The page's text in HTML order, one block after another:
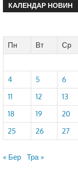
КАЛЕНДАР НОВИН
Пн
Вт Ср
4
5 6
11
12 13
18
19 20
25
26 27
« Бер Тра »